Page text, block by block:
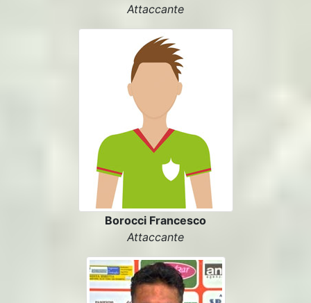
Attaccante
Borocci Francesco
Attaccante